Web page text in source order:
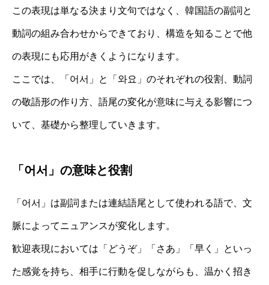
この表現は単なる決まり文句ではなく、韓国語の副詞と
動詞の組み合わせからできており、構造を知ることで他
の表現にも応用がきくようになります。
ここでは、「어서」と「와요」のそれぞれの役割、動詞
の敬語形の作り方、語尾の変化が意味に与える影響につ
いて、基礎から整理していきます。
「어서」の意味と役割
「어서」は副詞または連結語尾として使われる語で、文
脈によってニュアンスが変化します。
歓迎表現においては「どうぞ」「さあ」「早く」といっ
た感覚を持ち、相手に行動を促しながらも、温かく招き